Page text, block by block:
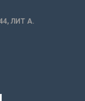
ЛИТ А.